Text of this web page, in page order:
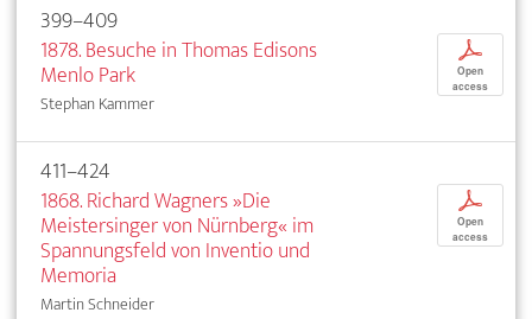
399–409
1878. Besuche in Thomas Edisons
Menlo Park
Stephan Kammer
p
Open
access
411–424
1868. Richard Wagners »Die
Meistersinger von Nürnberg« im
Spannungsfeld von Inventio und
Memoria
Martin Schneider
p
Open
access